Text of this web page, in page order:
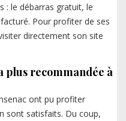
: le débarras gratuit, le
Pour profiter de ses
directement son site
plus recommandée à
ont pu profiter
sont satisfaits. Du coup,